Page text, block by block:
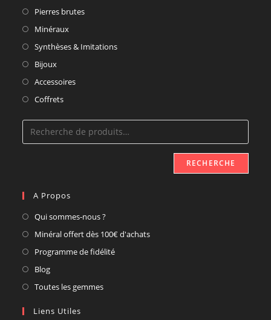
Pierres brutes
Minéraux
Synthèses & Imitations
Bijoux
Accessoires
Coffrets
RECHERCHE
A Propos
Qui sommes-nous ?
Minéral offert dès 100€ d'achats
Programme de fidélité
Blog
Toutes les gemmes
Liens Utiles